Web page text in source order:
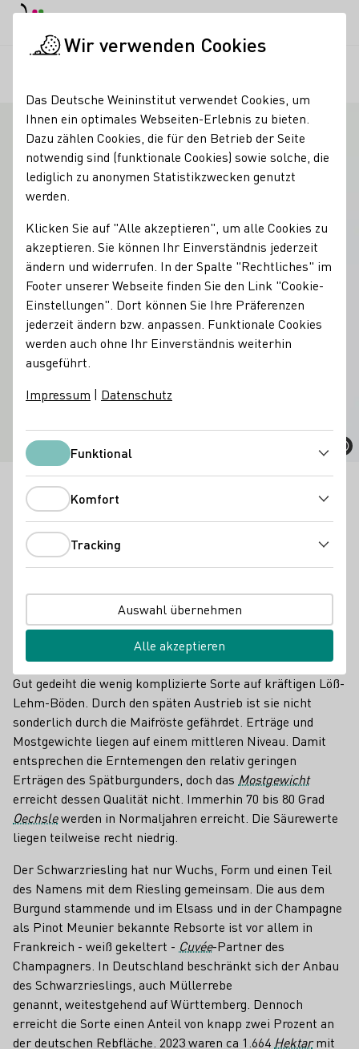
Schwarzriesling
Der Schwarzriesling hat nur Wuchs, Form und einen
Teil des Namens mit dem Riesling gemeinsam.
Fakten
1.664 ha
Anbau und Bedeutung
Der Schwarzriesling stellt im Vergleich zum
Spätburgunder geringere Ansprüche anLageund Boden.
Gut gedeiht die wenig komplizierte Sorte auf kräftigen Löß-
Lehm-Böden. Durch den späten Austrieb ist sie nicht
sonderlich durch die Maifröste gefährdet. Erträge und
Mostgewichte liegen auf einem mittleren Niveau. Damit
entsprechen die Erntemengen den relativ geringen
Erträgen des Spätburgunders, doch das Mostgewicht
erreicht dessen Qualität nicht. Immerhin 70 bis 80 Grad
Oechslewerden in Normaljahren erreicht. Die Säurewerte
liegen teilweise recht niedrig.
Der Schwarzriesling hat nur Wuchs, Form und einen Teil
des Namens mit dem Riesling gemeinsam. Die aus dem
Burgund stammende und im Elsass und in der Champagne
als Pinot Meunier bekannte Rebsorte ist vor allem in
Frankreich - weiß gekeltert - Cuvée-Partner des
Champagners. In Deutschland beschränkt sich der Anbau
des Schwarzrieslings, auch Müllerrebe
genannt, weitestgehend auf Württemberg. Dennoch
erreicht die Sorte einen Anteil von knapp zwei Prozent an
der deutschen Rebfläche. 2023 waren ca 1.664 Hektarmit
Wir verwenden Cookies
Das Deutsche Weininstitut verwendet Cookies, um
Ihnen ein optimales Webseiten-Erlebnis zu bieten.
Dazu zählen Cookies, die für den Betrieb der Seite
notwendig sind (funktionale Cookies) sowie solche, die
lediglich zu anonymen Statistikzwecken genutzt
werden.
Klicken Sie auf "Alle akzeptieren", um alle Cookies zu
akzeptieren. Sie können Ihr Einverständnis jederzeit
ändern und widerrufen. In der Spalte "Rechtliches" im
Footer unserer Webseite finden Sie den Link "Cookie-
Einstellungen". Dort können Sie Ihre Präferenzen
jederzeit ändern bzw. anpassen. Funktionale Cookies
werden auch ohne Ihr Einverständnis weiterhin
ausgeführt.
Impressum | Datenschutz
FunktionalFunktional
Komfort
Tracking
Auswahl übernehmen
Alle akzeptieren